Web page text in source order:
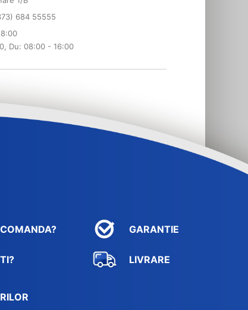
684 55555
Du: 08:00 - 16:00
GARANTIE
LIVRARE